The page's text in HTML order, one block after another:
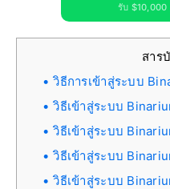
รับ $10,000
สาร
วิธีการเข้าสู่ระบบ
วิธีเข้าสู่ระบบ
วิธีเข้าสู่ระบบ
วิธีเข้าสู่ระบบ
วิธีเข้าสู่ระบบ